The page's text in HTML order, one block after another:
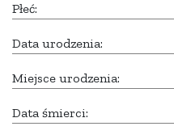
Płeć:
Data urodzenia:
Miejsce urodzenia:
Data śmierci: